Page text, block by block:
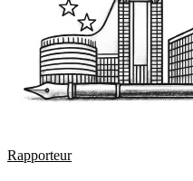
Rapporteur